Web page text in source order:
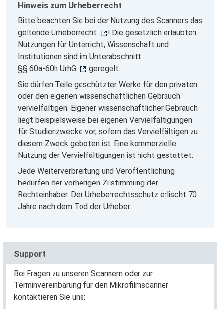
Hinweis zum Urheberrecht
Bitte beachten Sie bei der Nutzung des Scanners das
geltende Urheberrecht
! Die gesetzlich erlaubten
Nutzungen für Unterricht, Wissenschaft und
Institutionen sind im Unterabschnitt
§§ 60a-60h UrhG
geregelt.
Sie dürfen Teile geschützter Werke für den privaten
oder den eigenen wissenschaftlichen Gebrauch
vervielfältigen. Eigener wissenschaftlicher Gebrauch
liegt beispielsweise bei eigenen Vervielfältigungen
für Studienzwecke vor, sofern das Vervielfältigen zu
diesem Zweck geboten ist. Eine kommerzielle
Nutzung der Vervielfältigungen ist nicht gestattet.
Jede Weiterverbreitung und Veröffentlichung
bedürfen der vorherigen Zustimmung der
Rechteinhaber. Der Urheberrechtsschutz erlischt 70
Jahre nach dem Tod der Urheber.
Support
Bei Fragen zu unseren Scannern oder zur
Terminvereinbarung für den Mikrofilmscanner
kontaktieren Sie uns: